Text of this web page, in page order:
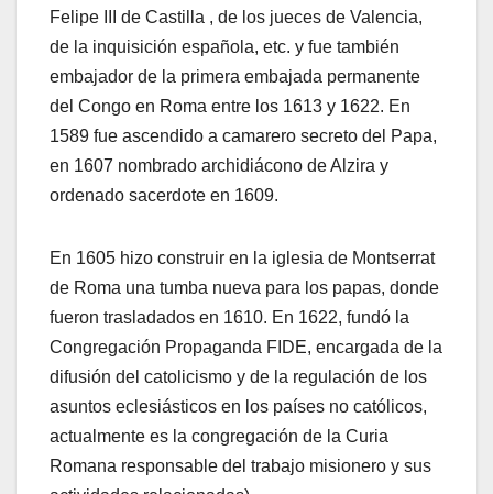
Felipe III de Castilla , de los jueces de Valencia,
de la inquisición española, etc. y fue también
embajador de la primera embajada permanente
del Congo en Roma entre los 1613 y 1622. En
1589 fue ascendido a camarero secreto del Papa,
en 1607 nombrado archidiácono de Alzira y
ordenado sacerdote en 1609.
En 1605 hizo construir en la iglesia de Montserrat
de Roma una tumba nueva para los papas, donde
fueron trasladados en 1610. En 1622, fundó la
Congregación Propaganda FIDE, encargada de la
difusión del catolicismo y de la regulación de los
asuntos eclesiásticos en los países no católicos,
actualmente es la congregación de la Curia
Romana responsable del trabajo misionero y sus